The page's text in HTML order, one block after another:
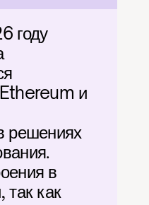
году
и
решениях
в
как